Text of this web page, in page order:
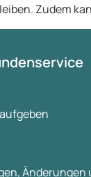
Zudem
Änderungen